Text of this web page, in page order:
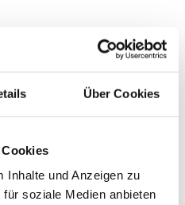
Über Cookies
Inhalte und Anzeigen zu
soziale Medien anbieten
genetische